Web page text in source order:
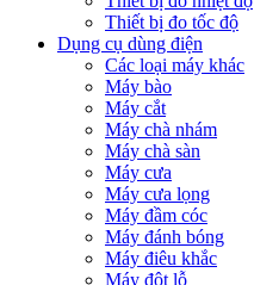
Thiết bị đo tốc độ
Dụng cụ dùng điện
Các loại máy khác
Máy bào
Máy cắt
Máy chà nhám
Máy chà sàn
Máy cưa
Máy cưa lọng
Máy đầm cóc
Máy đánh bóng
Máy điêu khắc
Máy đột lỗ